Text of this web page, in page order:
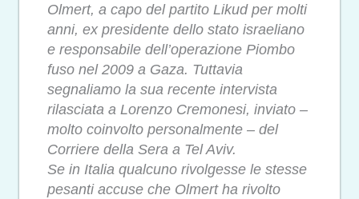
Olmert, a capo del partito Likud per molti
anni, ex presidente dello stato israeliano
e responsabile dell’operazione Piombo
fuso nel 2009 a Gaza. Tuttavia
segnaliamo la sua recente intervista
rilasciata a Lorenzo Cremonesi, inviato –
molto coinvolto personalmente – del
Corriere della Sera a Tel Aviv.
Se in Italia qualcuno rivolgesse le stesse
pesanti accuse che Olmert ha rivolto